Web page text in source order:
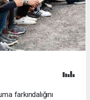
farkındalığını